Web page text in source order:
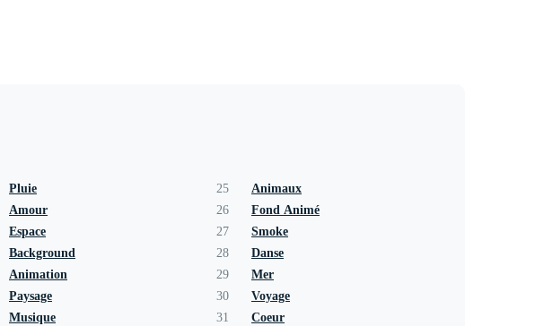
Pluie
Amour
Espace
Background
Animation
Paysage
Musique
25
Animaux
26
Fond Animé
27
Smoke
28
Danse
29
Mer
30
Voyage
31
Coeur